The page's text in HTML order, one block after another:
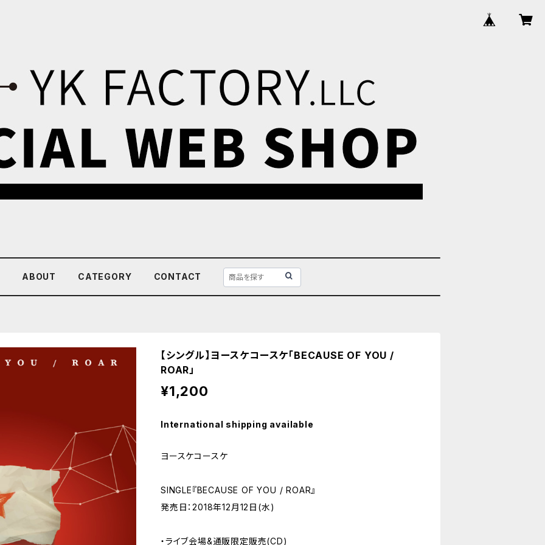
ABOUT CATEGORY CONTACT
【シングル】ヨースケコースケ「BECAUSE OF YOU /
ROAR」
¥1,200
International shipping available
ヨースケコースケ
SINGLE『BECAUSE OF YOU / ROAR』
発売日：2018年12月12日(水)
・ライブ会場&通販限定販売(CD)